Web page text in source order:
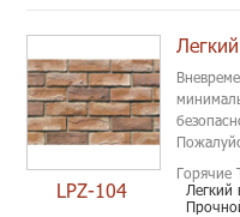
LPZ-104
Горячие
Легкий